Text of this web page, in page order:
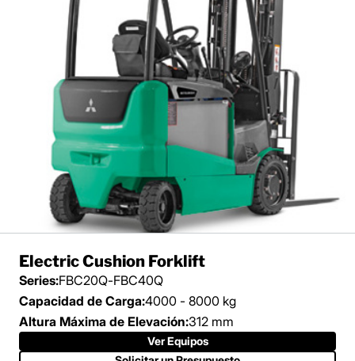
Electric Cushion Forklift
Series:FBC20Q-FBC40Q
Capacidad de Carga:4000 - 8000 kg
Altura Máxima de Elevación:312 mm
Ver Equipos